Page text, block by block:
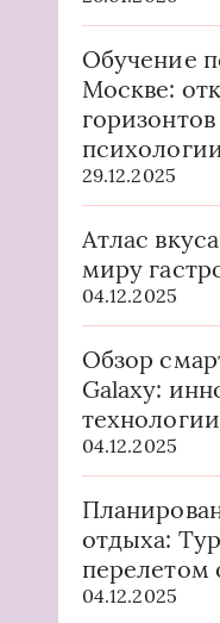
Обучение
Москве:
29.12.2025
Атлас
миру
04.12.2025
Обзор
Galaxy:
технологии
04.12.2025
отдыха:
перелетом
04.12.2025